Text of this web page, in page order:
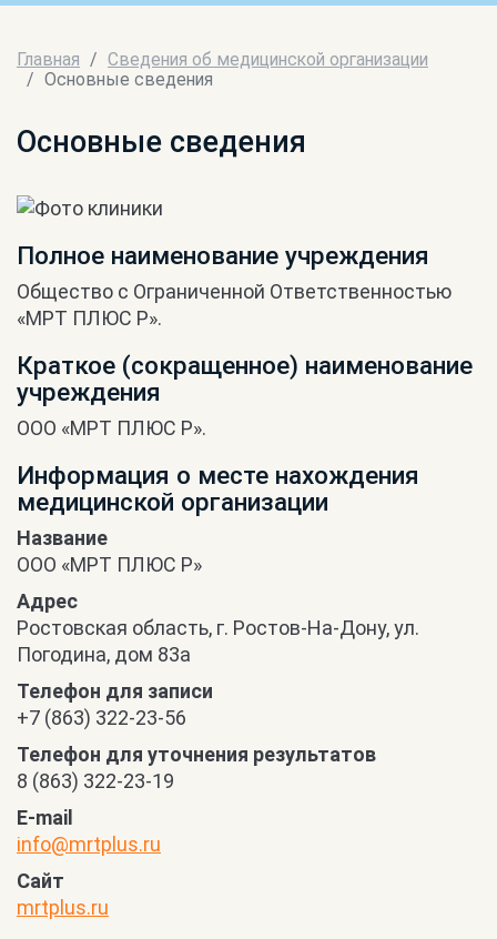
Главная
Сведения об медицинской организации
Основные сведения
Основные сведения
Полное наименование учреждения
Общество с Ограниченной Ответственностью
«МРТ ПЛЮС Р».
Краткое (сокращенное) наименование
учреждения
ООО «МРТ ПЛЮС Р».
Информация о месте нахождения
медицинской организации
Название
ООО «МРТ ПЛЮС Р»
Адрес
Ростовская область, г. Ростов-На-Дону, ул.
Погодина, дом 83а
Телефон для записи
+7 (863) 322-23-56
Телефон для уточнения результатов
8 (863) 322-23-19
E-mail
info@mrtplus.ru
Сайт
mrtplus.ru